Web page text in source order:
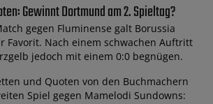
Gewinnt Dortmund am 2. Spieltag?
gegen Fluminense galt Borussia
Favorit. Nach einem schwachen Auftritt
jedoch mit einem 0:0 begnügen.
und Quoten von den Buchmachern
Spiel gegen Mamelodi Sundowns: